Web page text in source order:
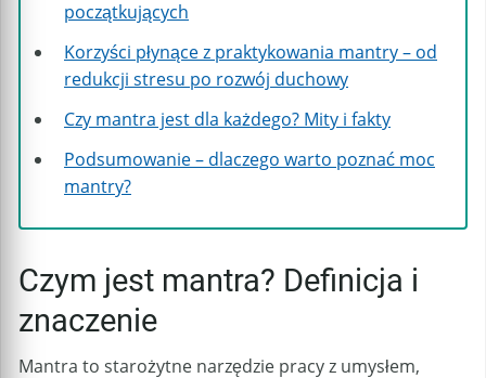
początkujących
Korzyści płynące z praktykowania mantry – od
redukcji stresu po rozwój duchowy
Czy mantra jest dla każdego? Mity i fakty
Podsumowanie – dlaczego warto poznać moc
mantry?
Czym jest mantra? Definicja i
znaczenie
Mantra to starożytne narzędzie pracy z umysłem,